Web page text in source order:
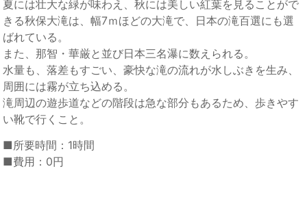
夏には壮大な緑が味わえ、秋には美しい紅葉を見ることがで
きる秋保大滝は、幅7ｍほどの大滝で、日本の滝百選にも選
ばれている。
また、那智・華厳と並び日本三名瀑に数えられる。
水量も、落差もすごい、豪快な滝の流れが水しぶきを生み、
周囲には霧が立ち込める。
滝周辺の遊歩道などの階段は急な部分もあるため、歩きやす
い靴で行くこと。
■所要時間：1時間
■費用：0円